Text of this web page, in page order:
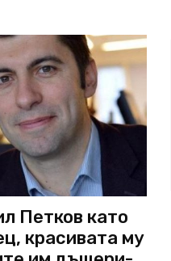
Петков като
красивата му